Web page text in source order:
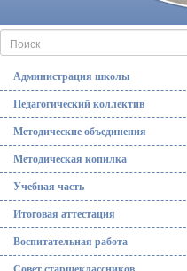
Администрация школы
Педагогический коллектив
Методические объединения
Методическая копилка
Учебная часть
Итоговая аттестация
Воспитательная работа